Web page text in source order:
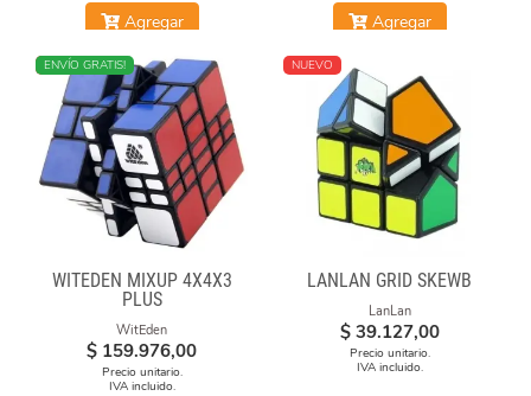
Agregar Agregar
NUEVO
ENVÍO GRATIS!
WITEDEN MIXUP 4X4X3
PLUS
WitEden
$ 159.976,00
Precio unitario.
IVA incluido.
NUEVO
LANLAN GRID SKEWB
LanLan
$ 39.127,00
Precio unitario.
IVA incluido.